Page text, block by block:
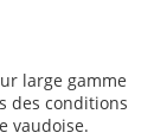
large gamme
des conditions
vaudoise.